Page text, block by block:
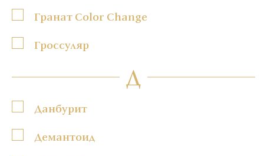
Гранат Color Change
Гроссуляр
Д
Данбурит
Демантоид